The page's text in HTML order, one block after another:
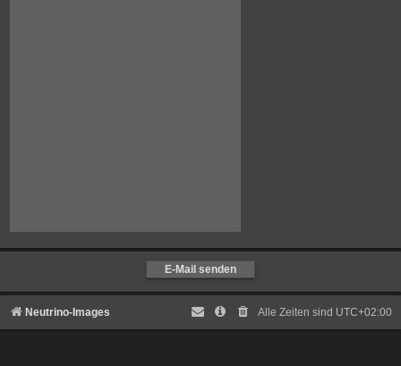
Neutrino-Images Alle Zeiten sind UTC+02:00